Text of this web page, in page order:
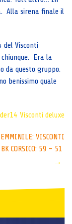
Alla sirena finale il
del Visconti
Era la
da questo gruppo.
benissimo quale
Visconti deluxe
VISCONTI
CORSICO: 59 – 51
→